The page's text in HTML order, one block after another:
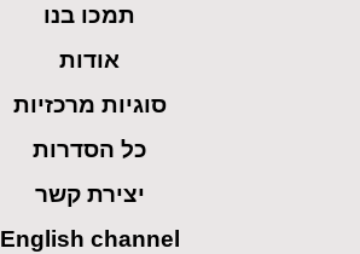
תמכו בנו
אודות
סוגיות מרכזיות
כל הסדרות
יצירת קשר
English channel